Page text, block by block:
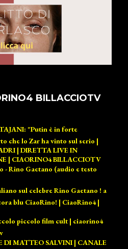
BILLACCIOTV
"Putin è in forte
che lo Zar ha vinto sul serio |
| DIRETTA LIVE IN
| CIAORINO4 BILLACCIOTV
- Rino Gaetano (audio e testo
sul celebre Rino Gaetano ! a
blu CiaoRino! | CiaoRino4 |
piccolo film cult | ciaorino4
DI MATTEO SALVINI | CANALE